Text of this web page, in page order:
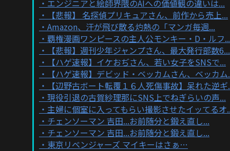
エンジニアと絵師界隈のAIへの価値観の違いは...
【悲報】 名探偵プリキュアさん、前作から売上...
Amazon、汗が飛び散る灼熱の「マンガ毎週...
覇権漫画ワンピースの主人公モンキー・D・ルフ...
【悲報】週刊少年ジャンプさん、最大発行部数6...
【ハゲ速報】イケおぢさん、若い女子をSNSで...
【ハゲ速報】デビッド・ベッカムさん、ベッカム
【辺野古ボート転覆１６人死傷事故】呆れた逆ギ
現役引退の古賀紗理那にSNS上でねぎらいの声...
主婦に個室に入ってもらい撮影させたイッてるオ
チェンソーマン 吉田...お前随分と鍛え直し...
チェンソーマン 吉田...お前随分と鍛え直し...
東京リベンジャーズ マイキーはさぁ…